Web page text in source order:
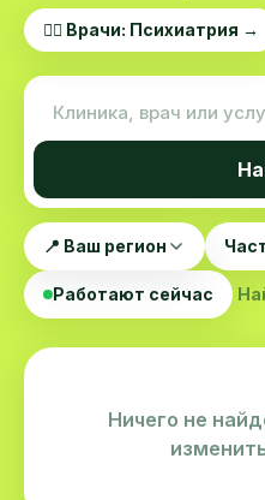
👨‍⚕️ Врачи: Психиатрия →
📍 Ваш регион
Работают сейчас
Ничего не